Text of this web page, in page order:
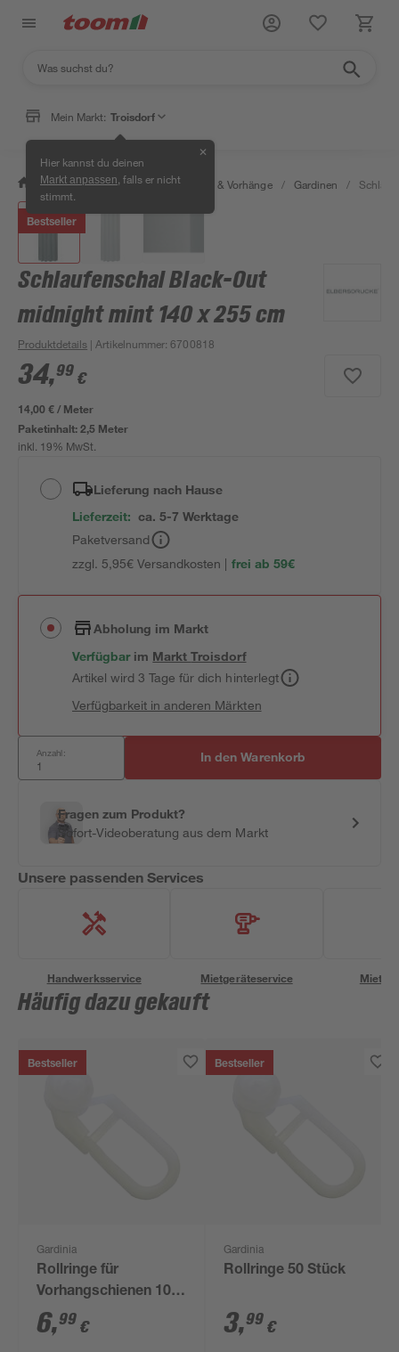
Mein Markt: Troisdorf
Hier kannst du deinen
Markt anpassen , falls er nicht
stimmt.
✕
/ Wohnen & Haushalt / Gardinen & Vorhänge / Gardinen /
Bestseller
Schlaufenschal Black-Out
midnight mint 140 x 255 cm
Produktdetails | Artikelnummer:6700818
34,99 €
14,00 € / Meter
Paketinhalt:2,5 Meter
inkl. 19% MwSt.
Lieferung nach Hause
Lieferzeit: ca. 5-7 Werktage
Paketversand
zzgl. 5,95€ Versandkosten | frei ab 59€
Abholung im Markt
Verfügbar im MarktTroisdorf
Artikel wird 3 Tage für dich hinterlegt
Verfügbarkeit in anderen Märkten
Anzahl: In den Warenkorb
Fragen zum Produkt?
Sofort-Videoberatung aus dem Markt
Unsere passenden Services
Handwerksservice Mietgeräteservice
Häufig dazu gekauft
Bestseller
Gardinia
Rollringe für
Vorhangschienen 100
Stück
6,99 €
Bestseller
Gardinia
Rollringe 50 Stück
3,99 €